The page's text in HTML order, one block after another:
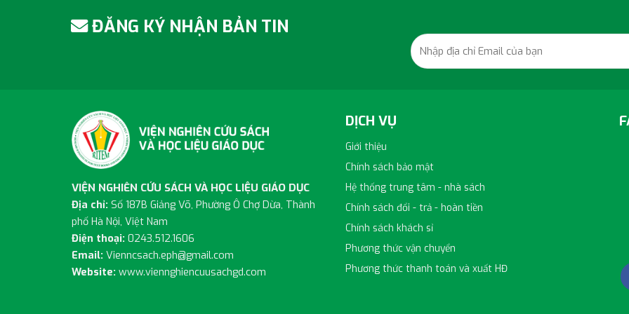
ĐĂNG KÝ NHẬN BẢN TIN
VIỆN NGHIÊN CỨU SÁCH VÀ HỌC LIỆU GIÁO DỤC
Địa chỉ: Số 187B Giảng Võ, Phường Ô Chợ Dừa, Thành
phố Hà Nội, Việt Nam
Điện thoại: 0243.512.1606
Email: Vienncsach.eph@gmail.com
Website: www.viennghiencuusachgd.com
DỊCH VỤ
Giới thiệu
Chính sách bảo mật
Hệ thống trung tâm - nhà sách
Chính sách đổi - trả - hoàn tiền
Chính sách khách sỉ
Phương thức vận chuyển
Phương thức thanh toán và xuất HĐ